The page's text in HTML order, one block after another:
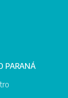
PARANÁ